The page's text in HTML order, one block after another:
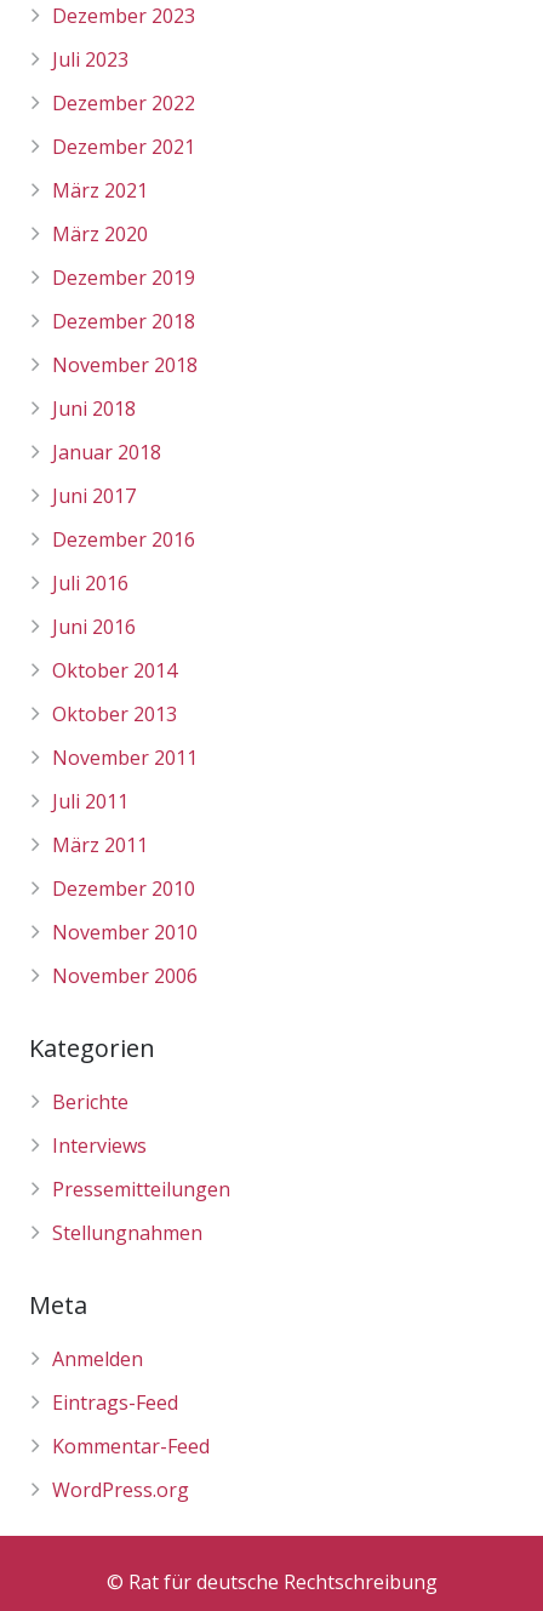
Dezember 2023
Juli 2023
Dezember 2022
Dezember 2021
März 2021
März 2020
Dezember 2019
Dezember 2018
November 2018
Juni 2018
Januar 2018
Juni 2017
Dezember 2016
Juli 2016
Juni 2016
Oktober 2014
Oktober 2013
November 2011
Juli 2011
März 2011
Dezember 2010
November 2010
November 2006
Kategorien
Berichte
Interviews
Pressemitteilungen
Stellungnahmen
Meta
Anmelden
Eintrags-Feed
Kommentar-Feed
WordPress.org
© Rat für deutsche Rechtschreibung